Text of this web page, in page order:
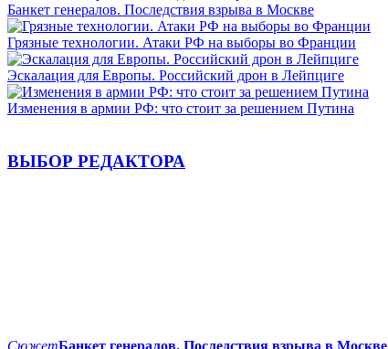
Банкет генералов. Последствия взрыва в Москве
Грязные технологии. Атаки РФ на выборы во Франции
Эскалация для Европы. Российский дрон в Лейпциге
Изменения в армии РФ: что стоит за решением Путина
ВЫБОР РЕДАКТОРА